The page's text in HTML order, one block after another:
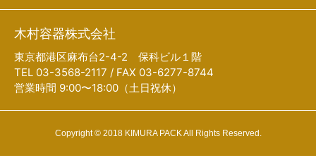
木村容器株式会社
東京都港区麻布台2-4-2 保科ビル１階
TEL 03-3568-2117 / FAX 03-6277-8744
営業時間 9:00〜18:00（土日祝休）
Copyright © 2018 KIMURA PACK All Rights Reserved.